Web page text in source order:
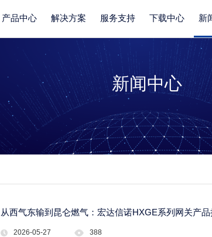
产品中心 解决方案 服务支持 下载中心 新
新闻中心
从西气东输到昆仑燃气：宏达信诺HXGE系列网关产
2026-05-27 388